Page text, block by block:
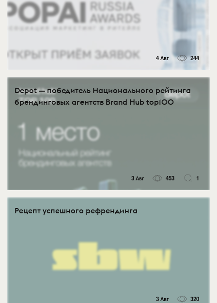
4 Авг 244
Depot — победитель Национального рейтинга
брендинговых агентств Brand Hub top100
3 Авг 453 1
Рецепт успешного рефрендинга
3 Авг 320